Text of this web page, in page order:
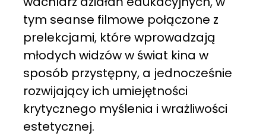
tym seanse filmowe połączone z
prelekcjami, które wprowadzają
młodych widzów w świat kina w
sposób przystępny, a jednocześnie
rozwijający ich umiejętności
krytycznego myślenia i wrażliwości
estetycznej.